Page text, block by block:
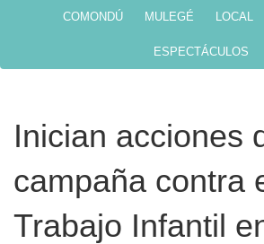
COMONDÚ MULEGÉ LOCAL
ESPECTÁCULOS
Inician acciones
campaña contra
Trabajo Infantil